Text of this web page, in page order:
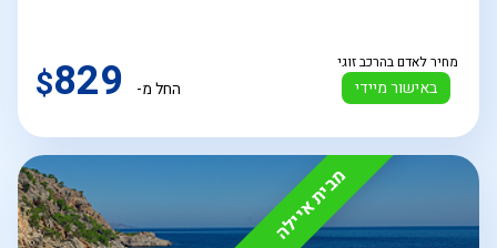
באישור מיידי
מחיר לאדם בהרכב זוגי
החל מ- $829
מבית איילה